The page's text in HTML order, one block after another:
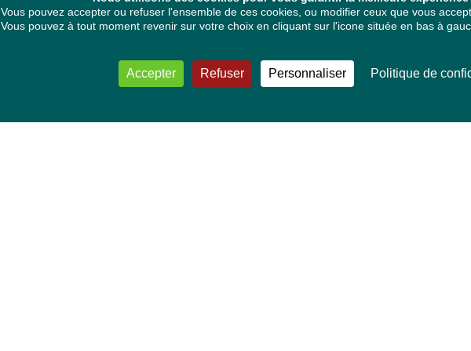
Vous pouvez accepter ou refuser l'ensemble de ces cookies, ou modifier ceux que vous
Vous pouvez à tout moment revenir sur votre choix en cliquant sur l'icone située en bas à
Accepter Refuser Personnaliser Politique de